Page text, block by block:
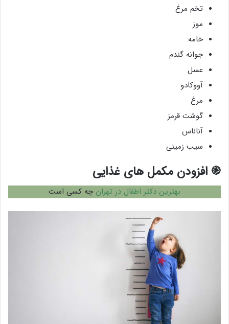
تخم مرغ
موز
خامه
جوانه گندم
عسل
آووکادو
مرغ
گوشت قرمز
آناناس
سیب زمینی
֎ افزودن مکمل های غذایی
بهترین دکتر اطفال در تهران چه کسی است